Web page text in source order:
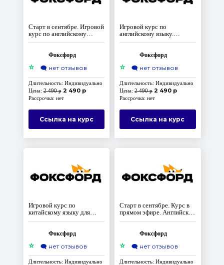
Старт в сентябре. Игровой
курс по английскому
языку. Уровень Elementary.
Фоксфорд
⭐ 🗨️ нет отзывов
Длительность: Индивидуально
Цена:2 490 р 2 490 р
Рассрочка: нет
Ссылка на курс
Игровой курс по
английскому языку.
Уровень Elementary. Часть
Фоксфорд
⭐ 🗨️ нет отзывов
Длительность: Индивидуально
Цена: 2 490 р 2 490 р
Рассрочка: нет
Ссылка на курс
Игровой курс по
китайскому языку для
начинающих
Фоксфорд
⭐ 🗨️ нет отзывов
Длительность: Индивидуально
Старт в сентябре. Курс в
прямом эфире. Английский
язык для начальной школы.
Фоксфорд
⭐ 🗨️ нет отзывов
Длительность: Индивидуально